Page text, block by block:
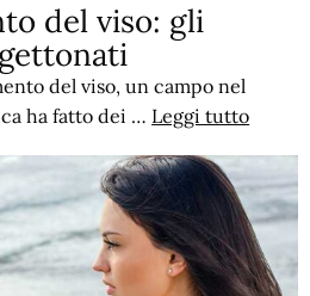
del viso: gli
del viso, un campo nel
ha fatto dei … Leggi tutto